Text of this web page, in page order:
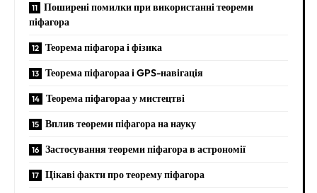
Поширені помилки при використанні теореми
піфагора
Теорема піфагора і фізика
Теорема піфагораа і GPS-навігація
Теорема піфагораа у мистецтві
Вплив теореми піфагора на науку
Застосування теореми піфагора в астрономії
Цікаві факти про теорему піфагора